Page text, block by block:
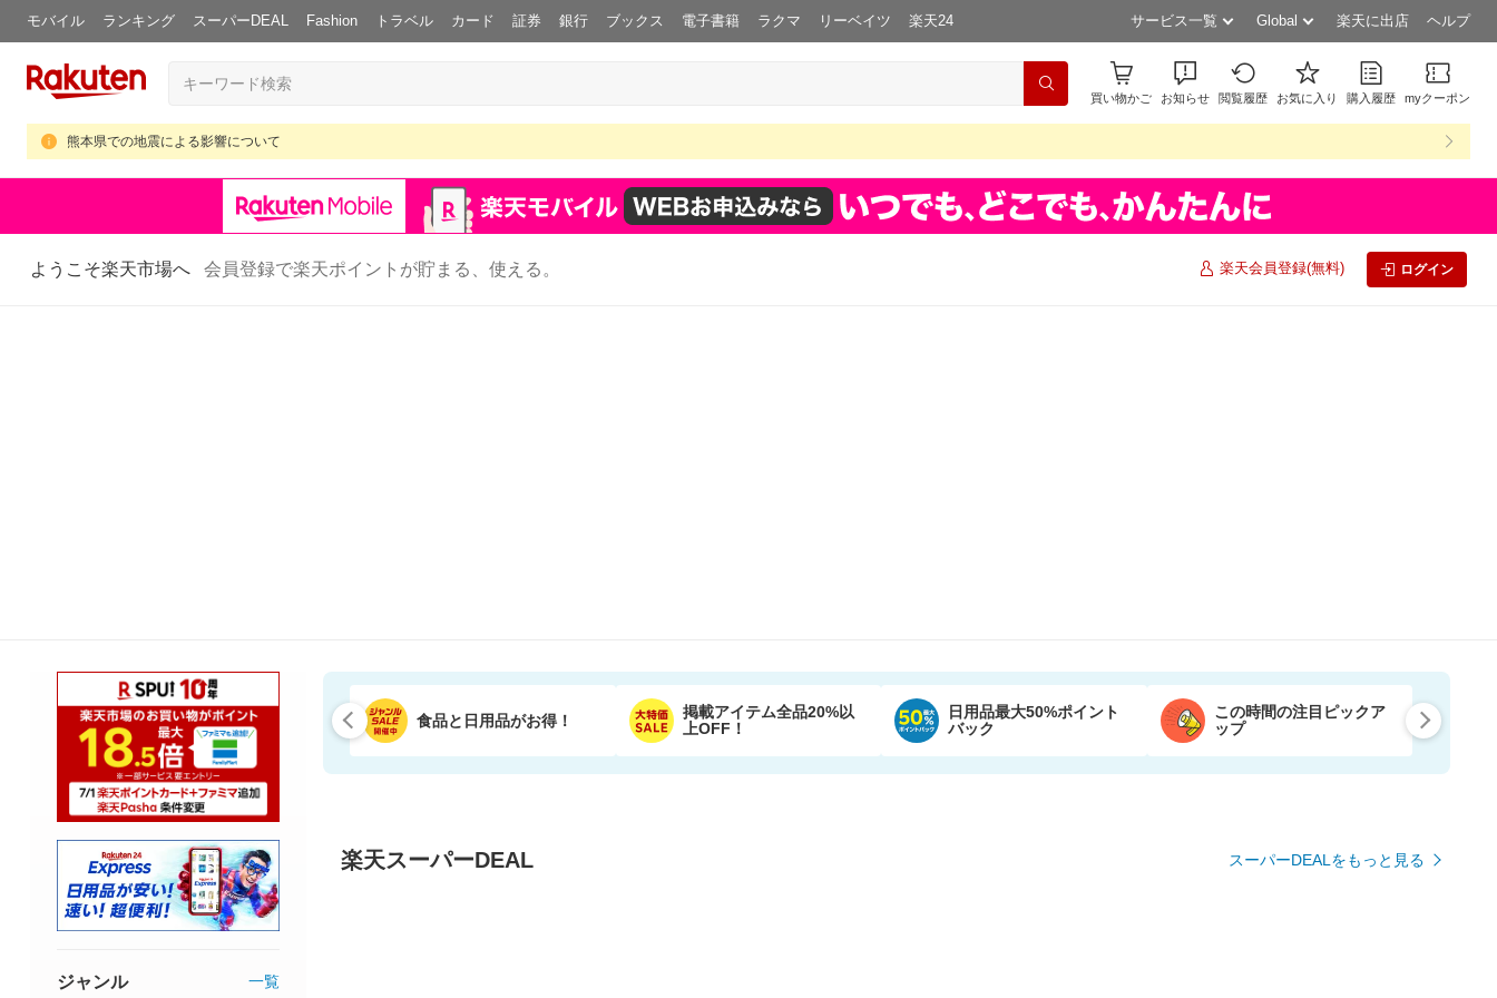
モバイル ランキング スーパーDEAL Fashion トラベル カード 証券 銀行 ブックス 電子書籍 ラクマ リーベイツ 楽天24 サービス一覧 Global 楽天に出店 ヘルプ
買い物かご お知らせ 閲覧履歴 お気に入り 購入履歴 myクーポン
熊本県での地震による影響について
ようこそ楽天市場へ 会員登録で楽天ポイントが貯まる、使える。 楽天会員登録(無料) ログイン
食品と日用品がお得！
掲載アイテム全品20%以
上OFF！
日用品最大50%ポイント
バック
この時間の注目ピックア
ップ
楽天スーパーDEAL スーパーDEALをもっと見る
ジャンル 一覧